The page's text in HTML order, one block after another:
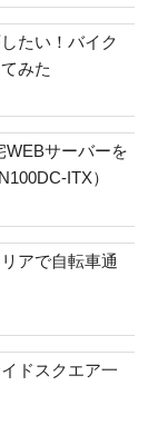
たい！バイク
みた
WEBサーバーを
ITX）
アで自転車通
ドスクエア一